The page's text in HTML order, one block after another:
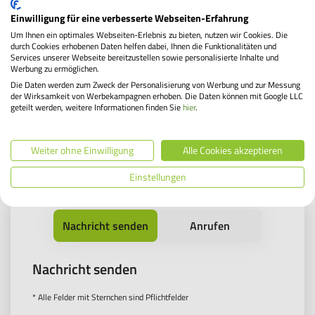
Leasingrechner
Beamte
Sie haben noch Fragen?
Nachricht senden Anrufen
Nachricht senden
* Alle Felder mit Sternchen sind Pflichtfelder
Service Hotline
Sie erreichen uns montags bis samstags von 08:00
Einwilligung für eine verbesserte Webseiten-Erfahrung
Um Ihnen ein optimales Webseiten-Erlebnis zu bieten, nutzen wir Cookies. Die
durch Cookies erhobenen Daten helfen dabei, Ihnen die Funktionalitäten und
Services unserer Webseite bereitzustellen sowie personalisierte Inhalte und
Werbung zu ermöglichen.
Die Daten werden zum Zweck der Personalisierung von Werbung und zur Messung
der Wirksamkeit von Werbekampagnen erhoben. Die Daten können mit Google LLC
geteilt werden, weitere Informationen finden Siehier.
Weiter ohne Einwilligung
Alle Cookies akzeptieren
Einstellungen